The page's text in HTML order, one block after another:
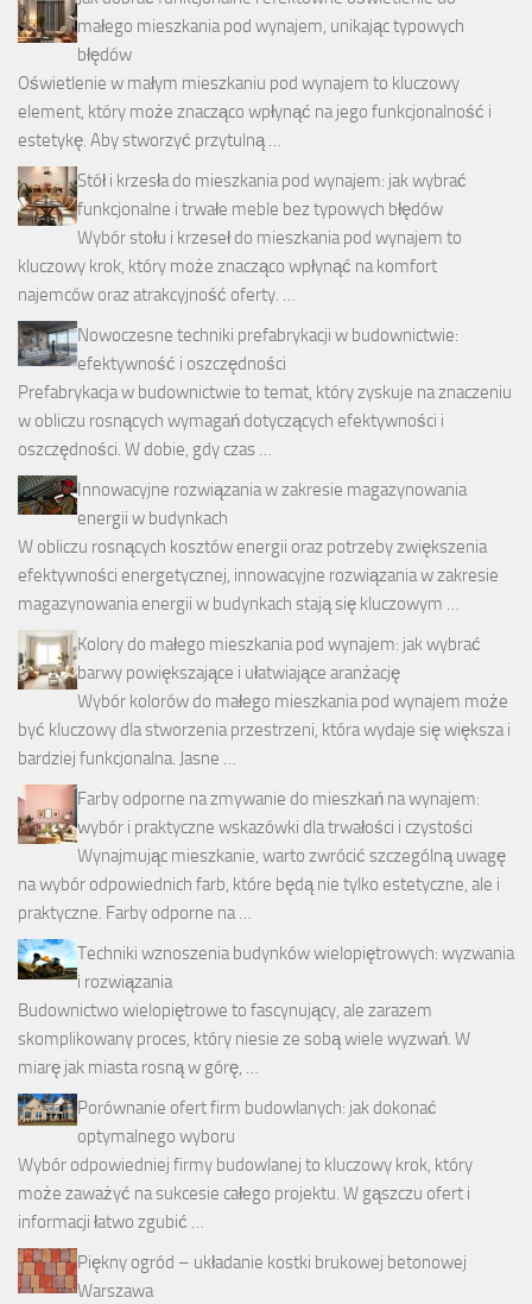
małego mieszkania pod wynajem, unikając typowych
błędów
Oświetlenie w małym mieszkaniu pod wynajem to kluczowy
element, który może znacząco wpłynąć na jego funkcjonalność i
estetykę. Aby stworzyć przytulną …
Stół i krzesła do mieszkania pod wynajem: jak wybrać
funkcjonalne i trwałe meble bez typowych błędów
Wybór stołu i krzeseł do mieszkania pod wynajem to
kluczowy krok, który może znacząco wpłynąć na komfort
najemców oraz atrakcyjność oferty. …
Nowoczesne techniki prefabrykacji w budownictwie:
efektywność i oszczędności
Prefabrykacja w budownictwie to temat, który zyskuje na znaczeniu
w obliczu rosnących wymagań dotyczących efektywności i
oszczędności. W dobie, gdy czas …
Innowacyjne rozwiązania w zakresie magazynowania
energii w budynkach
W obliczu rosnących kosztów energii oraz potrzeby zwiększenia
efektywności energetycznej, innowacyjne rozwiązania w zakresie
magazynowania energii w budynkach stają się kluczowym …
Kolory do małego mieszkania pod wynajem: jak wybrać
barwy powiększające i ułatwiające aranżację
Wybór kolorów do małego mieszkania pod wynajem może
być kluczowy dla stworzenia przestrzeni, która wydaje się większa i
bardziej funkcjonalna. Jasne …
Farby odporne na zmywanie do mieszkań na wynajem:
wybór i praktyczne wskazówki dla trwałości i czystości
Wynajmując mieszkanie, warto zwrócić szczególną uwagę
na wybór odpowiednich farb, które będą nie tylko estetyczne, ale i
praktyczne. Farby odporne na …
Techniki wznoszenia budynków wielopiętrowych: wyzwania
i rozwiązania
Budownictwo wielopiętrowe to fascynujący, ale zarazem
skomplikowany proces, który niesie ze sobą wiele wyzwań. W
miarę jak miasta rosną w górę, …
Porównanie ofert firm budowlanych: jak dokonać
optymalnego wyboru
Wybór odpowiedniej firmy budowlanej to kluczowy krok, który
może zaważyć na sukcesie całego projektu. W gąszczu ofert i
informacji łatwo zgubić …
Piękny ogród – układanie kostki brukowej betonowej
Warszawa